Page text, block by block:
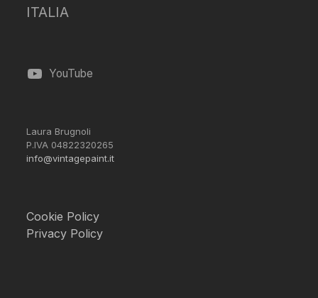
ITALIA
YouTube
Laura Brugnoli
P.IVA 04822320265
info@vintagepaint.it
Cookie Policy
Privacy Policy